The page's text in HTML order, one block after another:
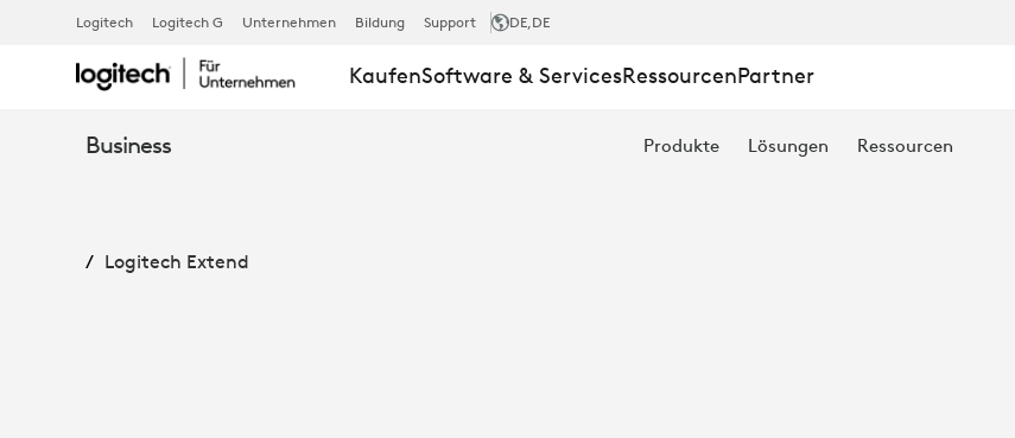
LOGITECH
EXTEND
Logitech Logitech G Unternehmen Bildung Support DE,DE
KaufenSoftware & ServicesRessourcenPartner
Business Produkte Lösungen Ressourcen
Logitech Extend